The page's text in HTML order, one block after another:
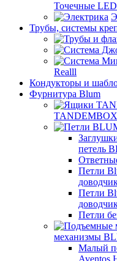
Точечные
Трубы, системы
Realll
Кондукторы и
Фурнитура Blum
петель
Петли
Петли
Петли
механизмы
Малый
Aventos